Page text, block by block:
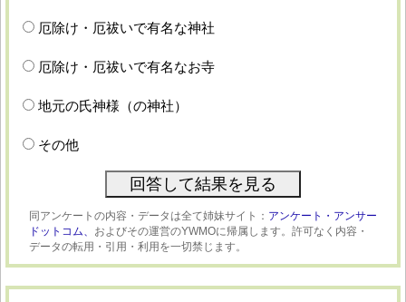
厄除け・厄祓いで有名な神社
厄除け・厄祓いで有名なお寺
地元の氏神様（の神社）
その他
同アンケートの内容・データは全て姉妹サイト： アンケート・アンサー
ドットコム、 およびその運営のYWMOに帰属します。許可なく内容・
データの転用・引用・利用を一切禁じます。